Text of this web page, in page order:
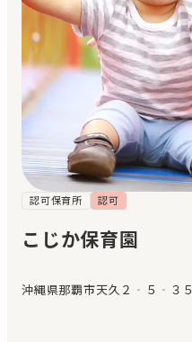
閲覧履歴
お気に入り
見学日記
メッセージ
おすすめの園
エンクルの特徴と活用方法
認可保育所 認可
こじか保育園
沖縄県那覇市天久２‐５‐３５